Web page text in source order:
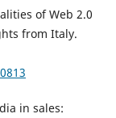
of Web 2.0
from Italy.
in sales: